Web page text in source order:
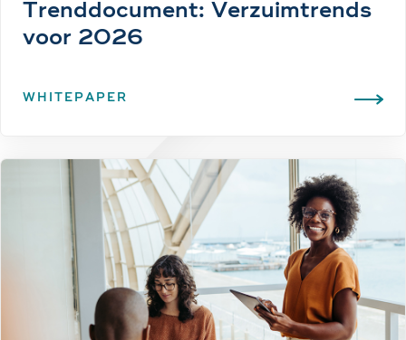
Trenddocument: Verzuim­trends
voor 2026
WHITEPAPER